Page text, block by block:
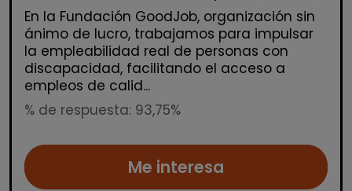
En la Fundación GoodJob, organización sin
ánimo de lucro, trabajamos para impulsar
la empleabilidad real de personas con
discapacidad, facilitando el acceso a
empleos de calid...
% de respuesta: 93,75%
Me interesa